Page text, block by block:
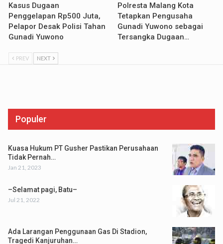
Kasus Dugaan
Penggelapan Rp500 Juta,
Pelapor Desak Polisi Tahan
Gunadi Yuwono
Polresta Malang Kota
Tetapkan Pengusaha
Gunadi Yuwono sebagai
Tersangka Dugaan…
PREV NEXT
Populer
Kuasa Hukum PT Gusher Pastikan Perusahaan
Tidak Pernah…
Jan 21, 2023
–Selamat pagi, Batu–
Jul 21, 2022
Ada Larangan Penggunaan Gas Di Stadion,
Tragedi Kanjuruhan…